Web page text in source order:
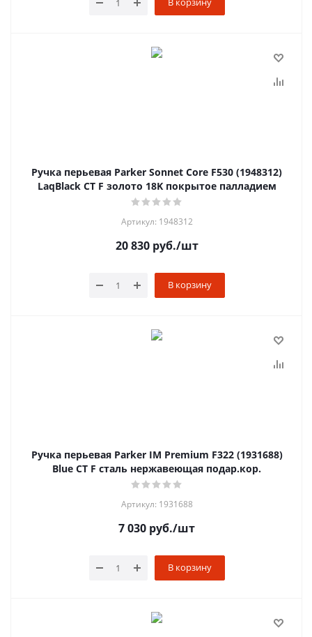
Ручка перьевая Parker Sonnet Core F530 (1948312)
LaqBlack СT F золото 18K покрытое палладием
Артикул: 1948312
20 830руб./шт
В корзину
Ручка перьевая Parker IM Premium F322 (1931688)
Blue CT F сталь нержавеющая подар.кор.
Артикул: 1931688
7 030 руб./шт
В корзину